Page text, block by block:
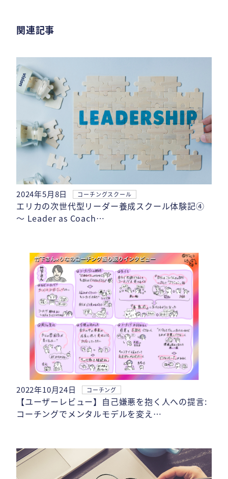
関連記事
エリカの次世代型リーダー養成スクール体験記④
〜 Leader as Coach…
2024年5月8日 コーチングスクール
【ユーザーレビュー】自己嫌悪を抱く人への提言:
コーチングでメンタルモデルを変え…
2022年10月24日 コーチング